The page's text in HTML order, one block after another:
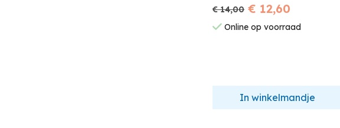
€ 14,00 € 12,60
Online op voorraad
In winkelmandje